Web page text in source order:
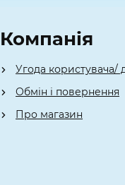
Компанія
Угода користувача/
Обмін і повернення
Про магазин